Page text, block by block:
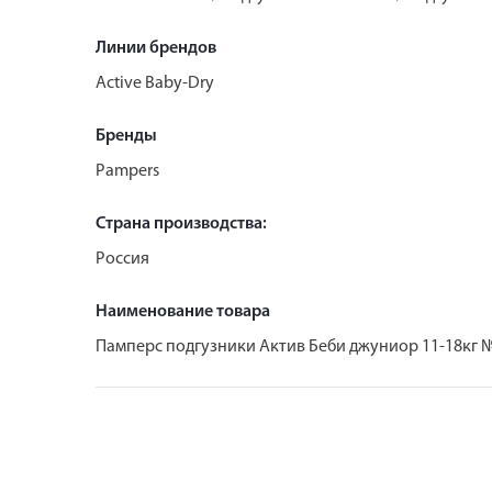
Линии брендов
Active Baby-Dry
Бренды
Pampers
Страна производства:
Россия
Наименование товара
Памперс подгузники Актив Беби джуниор 11-18кг